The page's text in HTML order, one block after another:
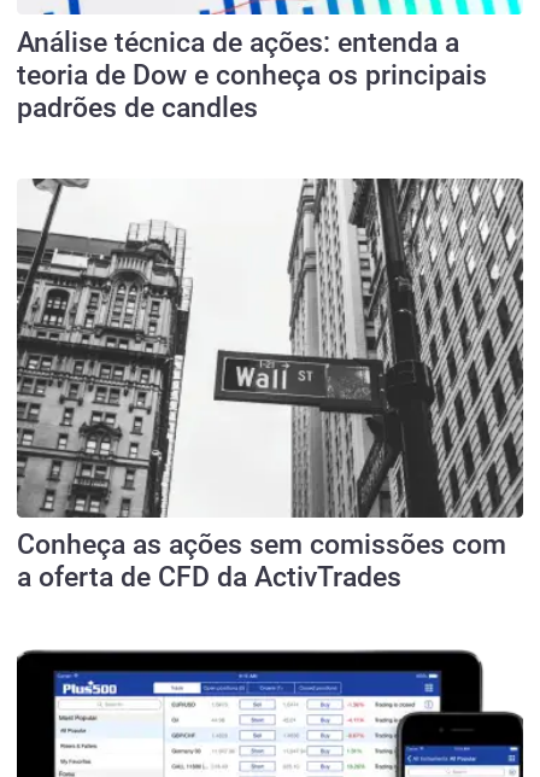
Análise técnica de ações: entenda a
teoria de Dow e conheça os principais
padrões de candles
Conheça as ações sem comissões com
a oferta de CFD da ActivTrades